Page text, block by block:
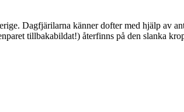
Dagfjärilarna känner dofter med hjälp av
tillbakabildat!) återfinns på den slanka